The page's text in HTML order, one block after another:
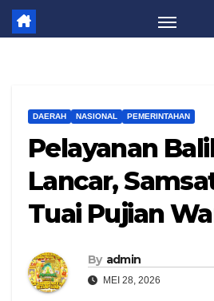
DAERAH NASIONAL PEMERINTAHAN
Pelayanan
Lancar,
Tuai Pujian
By admin
MEI 28, 2026